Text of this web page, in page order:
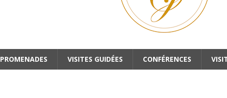
PROMENADES VISITES GUIDÉES CONFÉRENCES